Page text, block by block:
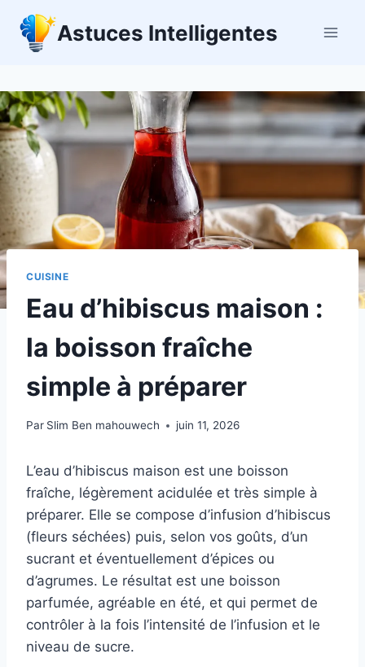
contenu
Astuces Intelligentes
CUISINE
Eau d’hibiscus maison :
la boisson fraîche
simple à préparer
Par Slim Ben mahouwech juin 11, 2026
L’eau d’hibiscus maison est une boisson
fraîche, légèrement acidulée et très simple à
préparer. Elle se compose d’infusion d’hibiscus
(fleurs séchées) puis, selon vos goûts, d’un
sucrant et éventuellement d’épices ou
d’agrumes. Le résultat est une boisson
parfumée, agréable en été, et qui permet de
contrôler à la fois l’intensité de l’infusion et le
niveau de sucre.